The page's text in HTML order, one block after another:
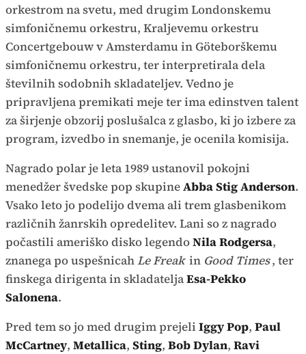
orkestrom na svetu, med drugim Londonskemu
simfoničnemu orkestru, Kraljevemu orkestru
Concertgebouw v Amsterdamu in Göteborškemu
simfoničnemu orkestru, ter interpretirala dela
številnih sodobnih skladateljev. Vedno je
pripravljena premikati meje ter ima edinstven talent
za širjenje obzorij poslušalca z glasbo, ki jo izbere za
program, izvedbo in snemanje, je ocenila komisija.
Nagrado polar je leta 1989 ustanovil pokojni
menedžer švedske pop skupineAbba Stig Anderson.
Vsako leto jo podelijo dvema ali trem glasbenikom
različnih žanrskih opredelitev. Lani so z nagrado
počastili ameriško disko legendoNila Rodgersa,
znanega po uspešnicahLe Freak in Good Times, ter
finskega dirigenta in skladateljaEsa-Pekko
Salonena.
Pred tem so jo med drugim prejeli Iggy Pop, Paul
McCartney, Metallica, Sting, Bob Dylan, Ravi